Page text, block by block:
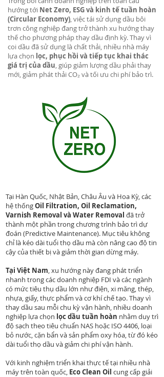
hướng tới Net Zero, ESG và kinh tế tuần hoàn
(Circular Economy), việc tái sử dụng dầu bôi
trơn công nghiệp đang trở thành xu hướng thay
thế cho phương pháp thay dầu định kỳ. Thay vì
coi dầu đã sử dụng là chất thải, nhiều nhà máy
lựa chọn lọc, phục hồi và tiếp tục khai thác
giá trị của dầu, giúp giảm lượng dầu phải thay
mới, giảm phát thải CO₂ và tối ưu chi phí bảo trì.
​​Tại Hàn Quốc, Nhật Bản, Châu Âu và Hoa Kỳ, các
hệ thốngOil Filtration, Oil Reclamation,
Varnish Removal và Water Removal đã trở
thành một phần trong chương trình bảo trì dự
đoán (Predictive Maintenance). Mục tiêu không
chỉ là kéo dài tuổi thọ dầu mà còn nâng cao độ tin
cậy của thiết bị và giảm thời gian dừng máy.
Tại Việt Nam, xu hướng này đang phát triển
nhanh trong các doanh nghiệp FDI và các ngành
có mức tiêu thụ dầu lớn như điện, xi măng, thép,
nhựa, giấy, thực phẩm và cơ khí chế tạo. Thay vì
thay dầu sau mỗi chu kỳ vận hành, nhiều doanh
nghiệp lựa chọn lọc dầu tuần hoàn nhằm duy trì
độ sạch theo tiêu chuẩn NAS hoặc ISO 4406, loại
bỏ nước, cặn bẩn và sản phẩm oxy hóa, từ đó kéo
dài tuổi thọ dầu và giảm chi phí vận hành.
Với kinh nghiệm triển khai thực tế tại nhiều nhà
máy trên toàn quốc, Eco Clean Oil cung cấp giải